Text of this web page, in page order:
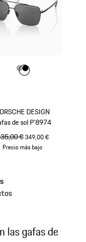
DESIGN
de sol P'8974
original
€precio de venta
349,00 €
Precio más bajo
Color
ColorColor
las gafas de